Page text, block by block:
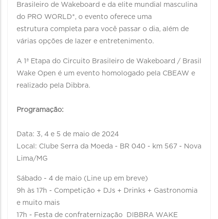
Brasileiro de Wakeboard e da elite mundial masculina
do PRO WORLD*, o evento oferece uma
estrutura completa para você passar o dia, além de
várias opções de lazer e entretenimento.
A 1ª Etapa do Circuito Brasileiro de Wakeboard / Brasil
Wake Open é um evento homologado pela CBEAW e
realizado pela Dibbra.
Programação:
Data: 3, 4 e 5 de maio de 2024
Local: Clube Serra da Moeda - BR 040 - km 567 - Nova
Lima/MG
Sábado - 4 de maio (Line up em breve)
9h às 17h - Competição + DJs + Drinks + Gastronomia
e muito mais
17h - Festa de confraternização DIBBRA WAKE